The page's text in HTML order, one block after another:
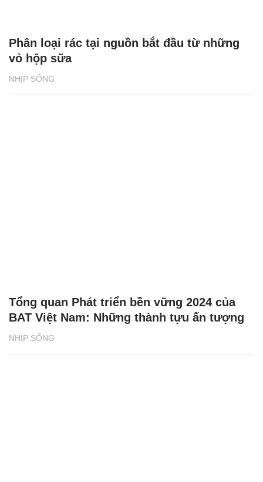
NHỊP SỐNG
Phân loại rác tại nguồn bắt đầu từ những
vỏ hộp sữa
NHỊP SỐNG
Tổng quan Phát triển bền vững 2024 của
BAT Việt Nam: Những thành tựu ấn tượng